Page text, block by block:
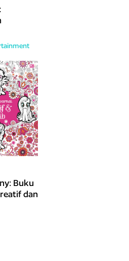
Buku
dan